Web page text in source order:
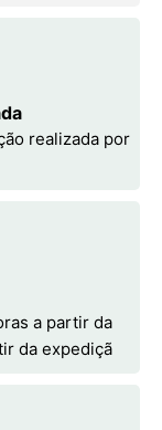
realizada por
a partir da
da expediçã